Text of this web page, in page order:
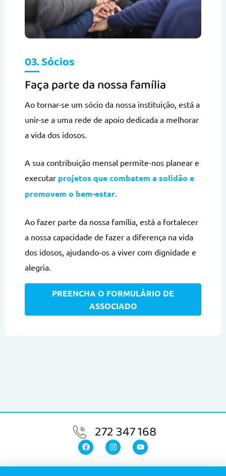
03. Sócios
Faça parte da nossa família
Ao tornar-se um sócio da nossa instituição, está a
unir-se a uma rede de apoio dedicada a melhorar
a vida dos idosos.
A sua contribuição mensal permite-nos planear e
executar projetos que combatem a solidão e
promovem o bem-estar.
Ao fazer parte da nossa família, está a fortalecer
a nossa capacidade de fazer a diferença na vida
dos idosos, ajudando-os a viver com dignidade e
alegria.
PREENCHA O FORMULÁRIO DE
ASSOCIADO
272 347 168